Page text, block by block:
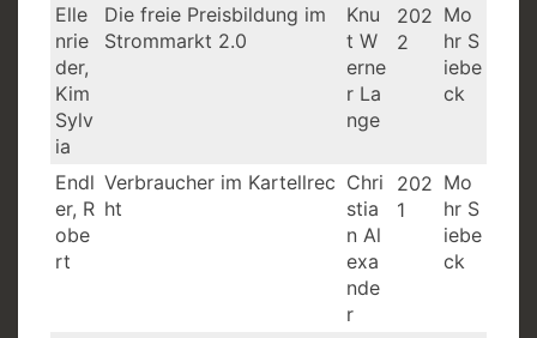
Elle
nrie
der,
Kim
Sylv
ia
Die freie Preisbildung im
Strommarkt 2.0
Knu
t W
erne
r La
nge
202
2
Mo
hr S
iebe
ck
Endl
er, R
obe
rt
Verbraucher im Kartellrec
ht
Chri
stia
n Al
exa
nde
r
202
1
Mo
hr S
iebe
ck